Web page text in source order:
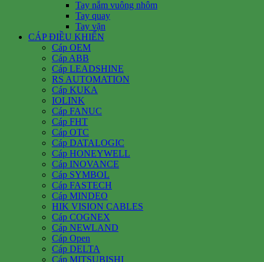
Tay nắm vuông nhôm
Tay quay
Tay vặn
CÁP ĐIỀU KHIỂN
Cáp OEM
Cáp ABB
Cáp LEADSHINE
RS AUTOMATION
Cáp KUKA
IOLINK
Cáp FANUC
Cáp FHT
Cáp OTC
Cáp DATALOGIC
Cáp HONEYWELL
Cáp INOVANCE
Cáp SYMBOL
Cáp FASTECH
Cáp MINDEO
HIK VISION CABLES
Cáp COGNEX
Cáp NEWLAND
Cáp Open
Cáp DELTA
Cáp MITSUBISHI